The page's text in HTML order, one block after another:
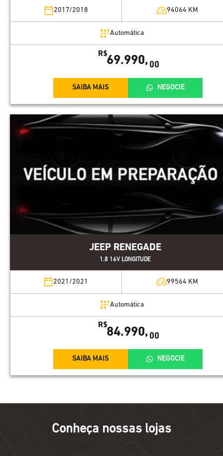
2017/2018 94064 KM
Automática
R$
69.990, 00
SAIBA MAIS NEGOCIE
JEEP RENEGADE
1.8 16V LONGITUDE
2021/2021 99564 KM
Automática
R$
84.990, 00
SAIBA MAIS NEGOCIE
Conheça nossas lojas